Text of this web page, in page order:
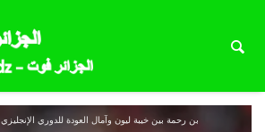
بن رحمة بين خيبة ليون وآمال العودة للدوري الإنجليزي